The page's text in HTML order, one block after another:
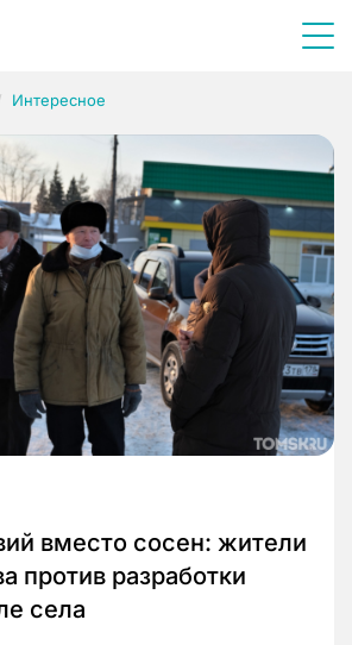
Интересное
вместо сосен: жители
против разработки
села